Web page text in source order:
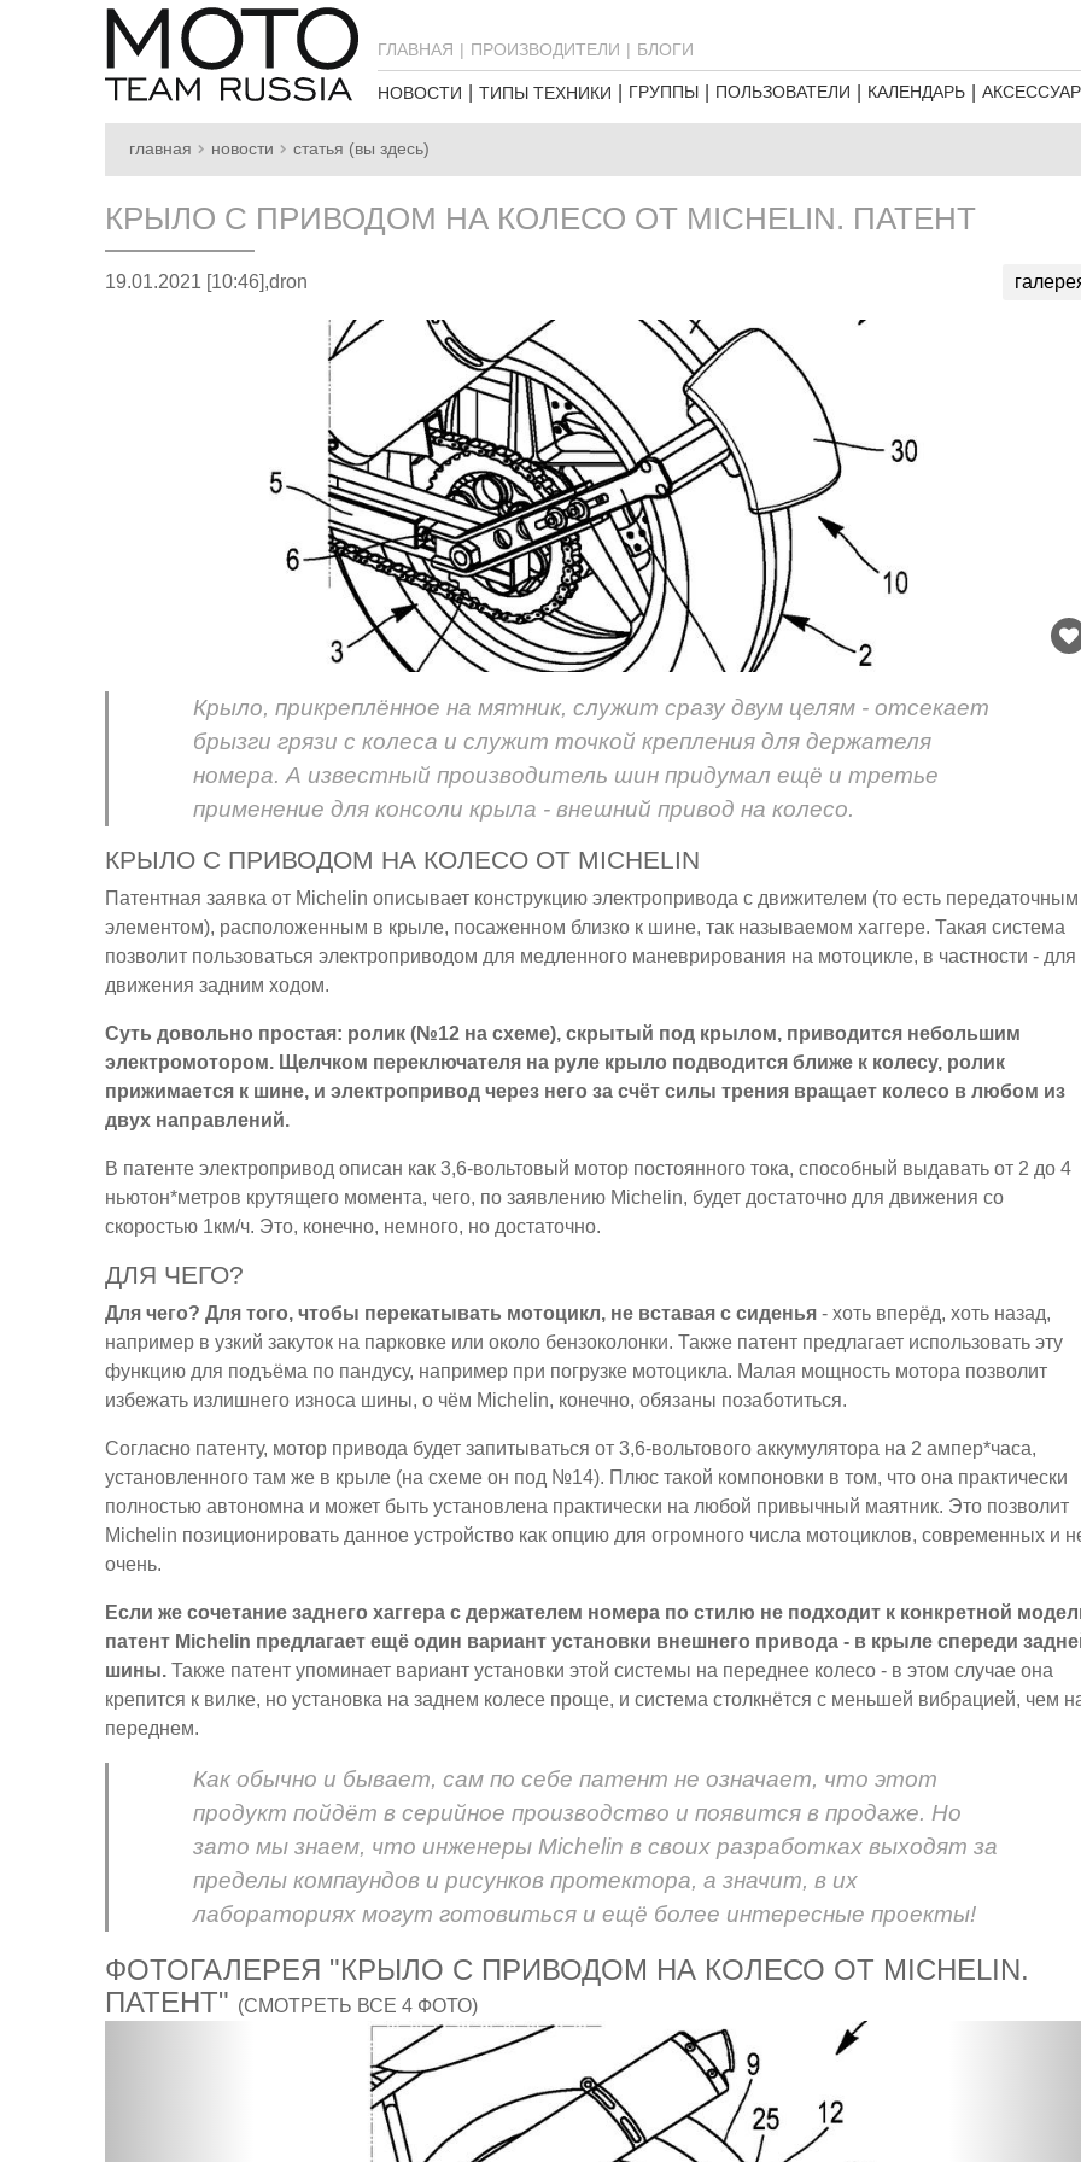
ГЛАВНАЯ ПРОИЗВОДИТЕЛИ БЛОГИ
НОВОСТИ ТИПЫ ТЕХНИКИ ГРУППЫ ПОЛЬЗОВАТЕЛИ КАЛЕНДАРЬ
главная новости статья (вы здесь)
КРЫЛО С ПРИВОДОМ НА КОЛЕСО ОТ MICHELIN. ПАТЕНТ
19.01.2021 [10:46],dron
Крыло, прикреплённое на мятник, служит сразу двум целям - отсекает
брызги грязи с колеса и служит точкой крепления для держателя
номера. А известный производитель шин придумал ещё и третье
применение для консоли крыла - внешний привод на колесо.
КРЫЛО С ПРИВОДОМ НА КОЛЕСО ОТ MICHELIN
Патентная заявка от Michelin описывает конструкцию электропривода с движителем (то есть передаточным
элементом), расположенным в крыле, посаженном близко к шине, так называемом хаггере. Такая система
позволит пользоваться электроприводом для медленного маневрирования на мотоцикле, в частности - для
движения задним ходом.
Суть довольно простая: ролик (№12 на схеме), скрытый под крылом, приводится небольшим
электромотором. Щелчком переключателя на руле крыло подводится ближе к колесу, ролик
прижимается к шине, и электропривод через него за счёт силы трения вращает колесо в любом из
двух направлений.
В патенте электропривод описан как 3,6-вольтовый мотор постоянного тока, способный выдавать от 2 до 4
ньютон*метров крутящего момента, чего, по заявлению Michelin, будет достаточно для движения со
скоростью 1км/ч. Это, конечно, немного, но достаточно.
ДЛЯ ЧЕГО?
Для чего? Для того, чтобы перекатывать мотоцикл, не вставая с сиденья - хоть вперёд, хоть назад,
например в узкий закуток на парковке или около бензоколонки. Также патент предлагает использовать эту
функцию для подъёма по пандусу, например при погрузке мотоцикла. Малая мощность мотора позволит
избежать излишнего износа шины, о чём Michelin, конечно, обязаны позаботиться.
Согласно патенту, мотор привода будет запитываться от 3,6-вольтового аккумулятора на 2 ампер*часа,
установленного там же в крыле (на схеме он под №14). Плюс такой компоновки в том, что она практически
полностью автономна и может быть установлена практически на любой привычный маятник. Это позволит
Michelin позиционировать данное устройство как опцию для огромного числа мотоциклов, современных и
очень.
Если же сочетание заднего хаггера с держателем номера по стилю не подходит к конкретной
патент Michelin предлагает ещё один вариант установки внешнего привода - в крыле спереди
шины. Также патент упоминает вариант установки этой системы на переднее колесо - в этом случае она
крепится к вилке, но установка на заднем колесе проще, и система столкнётся с меньшей вибрацией, чем
переднем.
Как обычно и бывает, сам по себе патент не означает, что этот
продукт пойдёт в серийное производство и появится в продаже. Но
зато мы знаем, что инженеры Michelin в своих разработках выходят за
пределы компаундов и рисунков протектора, а значит, в их
лабораториях могут готовиться и ещё более интересные проекты!
ФОТОГАЛЕРЕЯ "КРЫЛО С ПРИВОДОМ НА КОЛЕСО ОТ MICHELIN.
ПАТЕНТ" (СМОТРЕТЬ ВСЕ 4 ФОТО)